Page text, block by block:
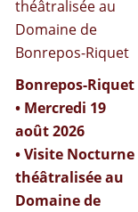
Bonrepos-Riquet
• Mercredi 19
août 2026
• Visite Nocturne
théâtralisée au
Domaine de